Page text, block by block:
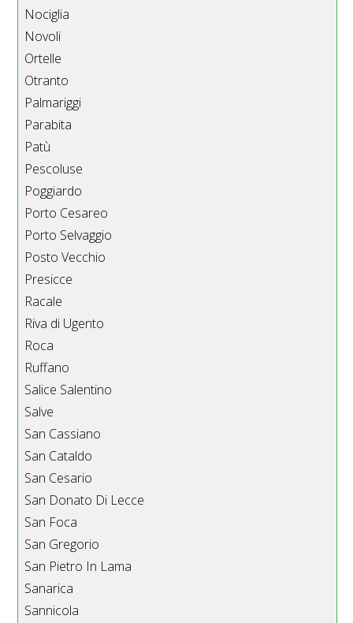
Nociglia
Novoli
Ortelle
Otranto
Palmariggi
Parabita
Patù
Pescoluse
Poggiardo
Porto Cesareo
Porto Selvaggio
Posto Vecchio
Presicce
Racale
Riva di Ugento
Roca
Ruffano
Salice Salentino
Salve
San Cassiano
San Cataldo
San Cesario
San Donato Di Lecce
San Foca
San Gregorio
San Pietro In Lama
Sanarica
Sannicola